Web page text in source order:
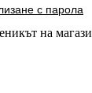
с парола
на